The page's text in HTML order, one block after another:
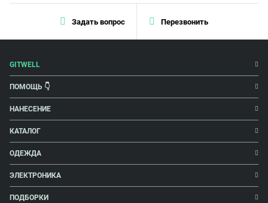
Задать вопрос Перезвонить
GITWELL
ПОМОЩЬ 👇
НАНЕСЕНИЕ
КАТАЛОГ
ОДЕЖДА
ЭЛЕКТРОНИКА
ПОДБОРКИ